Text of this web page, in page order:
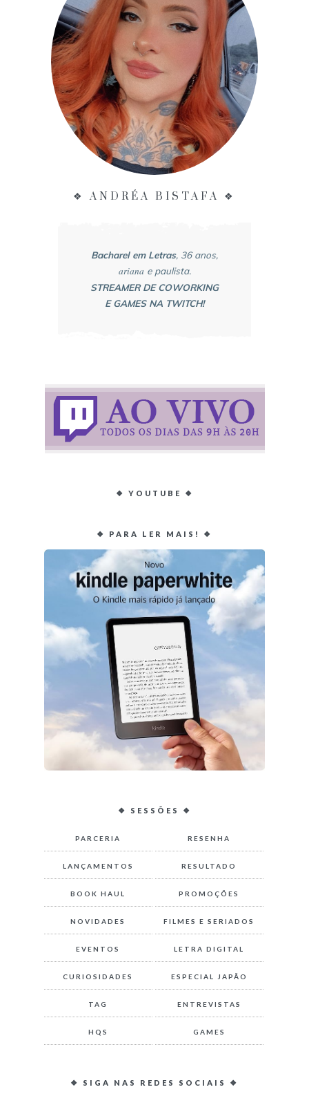
❖ ANDRÉA BISTAFA ❖
Bacharel em Letras, 36 anos,
arianae paulista.
STREAMER DE COWORKING
E GAMES NA TWITCH!
❖ YOUTUBE ❖
❖ PARA LER MAIS! ❖
❖ SESSÕES ❖
PARCERIA RESENHA
LANÇAMENTOS RESULTADO
BOOK HAUL PROMOÇÕES
NOVIDADES FILMES E SERIADOS
EVENTOS LETRA DIGITAL
CURIOSIDADES ESPECIAL JAPÃO
TAG ENTREVISTAS
HQS GAMES
❖ SIGA NAS REDES SOCIAIS ❖